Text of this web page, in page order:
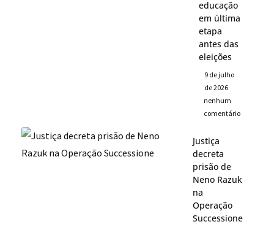
educação
em última
etapa
antes das
eleições
9 de julho
de 2026
nenhum
comentário
Justiça
decreta
prisão de
Neno Razuk
na
Operação
Successione